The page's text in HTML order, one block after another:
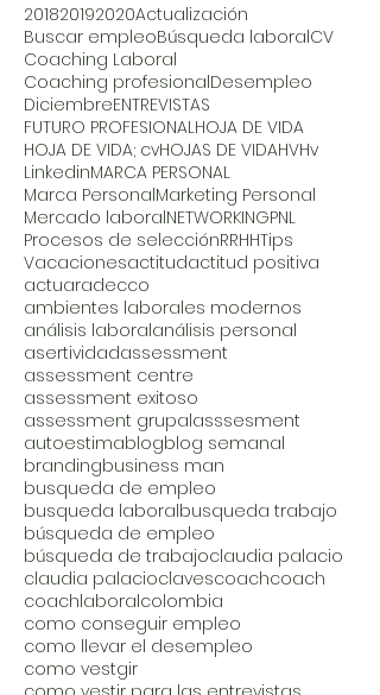
201820192020Actualización
Buscar empleoBúsqueda laboralCV
Coaching Laboral
Coaching profesionalDesempleo
DiciembreENTREVISTAS
FUTURO PROFESIONALHOJA DE VIDA
HOJA DE VIDA; cvHOJAS DE VIDAHVHv
LinkedinMARCA PERSONAL
Marca PersonalMarketing Personal
Mercado laboralNETWORKINGPNL
Procesos de selecciónRRHHTips
Vacacionesactitudactitud positiva
actuaradecco
ambientes laborales modernos
análisis laboralanálisis personal
asertividadassessment
assessment centre
assessment exitoso
assessment grupalasssesment
autoestimablogblog semanal
brandingbusiness man
busqueda de empleo
busqueda laboralbusqueda trabajo
búsqueda de empleo
búsqueda de trabajoclaudia palacio
claudia palacioclavescoachcoach
coachlaboralcolombia
como conseguir empleo
como llevar el desempleo
como vestgir